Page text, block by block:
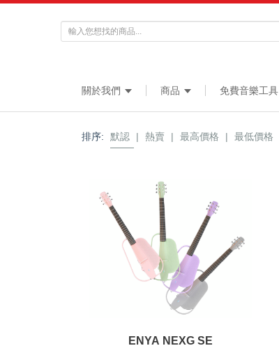
關於我們 商品 免費音樂工具
排序: 默認 | 熱賣 | 最高價格 | 最低價格
ENYA NEXG SE